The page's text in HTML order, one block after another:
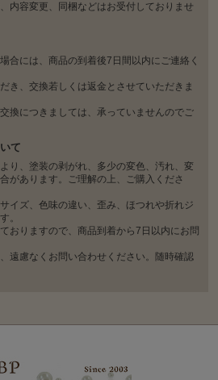
内容変更、同梱などはお受付しておりませ
合には、商品の到着後7日間以内にご連絡く
き、交換若しくは返金とさせていただきま
換につきましては、承っていませんのでご
て
り、塗装の剥がれ、多少の変色、汚れ、変
があります。ご理解の上、ご購入くださ
イズ、色味の違い、歪み、ほつれや折れジ
。
おりますので、商品到着から7日以内にお問
遠慮なくお問い合わせください。随時確認